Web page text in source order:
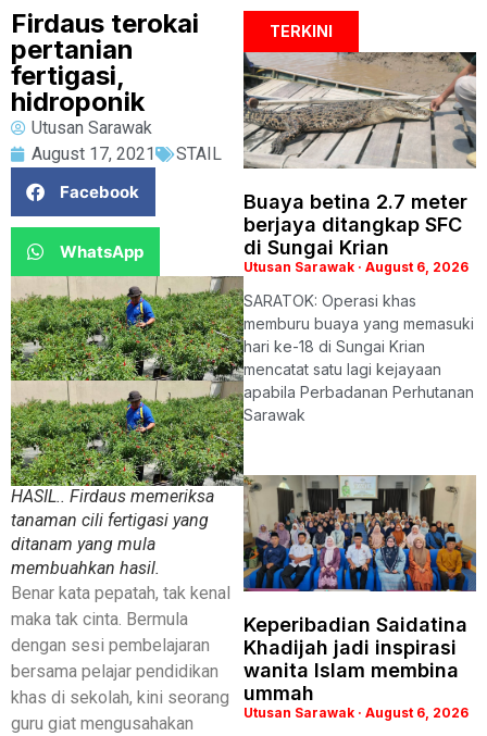
Firdaus terokai
pertanian
fertigasi,
hidroponik
Utusan Sarawak
August 17, 2021
STAIL
Facebook
WhatsApp
HASIL.. Firdaus memeriksa
tanaman cili fertigasi yang
ditanam yang mula
membuahkan hasil.
Benar kata pepatah, tak kenal
maka tak cinta. Bermula
dengan sesi pembelajaran
bersama pelajar pendidikan
khas di sekolah, kini seorang
guru giat mengusahakan
TERKINI
Buaya betina 2.7 meter
berjaya ditangkap SFC
di Sungai Krian
Utusan Sarawak August 6, 2026
SARATOK: Operasi khas
memburu buaya yang memasuki
hari ke-18 di Sungai Krian
mencatat satu lagi kejayaan
apabila Perbadanan Perhutanan
Sarawak
Keperibadian Saidatina
Khadijah jadi inspirasi
wanita Islam membina
ummah
Utusan Sarawak August 6, 2026